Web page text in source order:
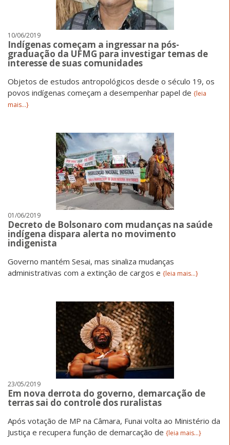
10/06/2019
Indígenas começam a ingressar na pós-
graduação da UFMG para investigar temas de
interesse de suas comunidades
Objetos de estudos antropológicos desde o século 19, os
povos indígenas começam a desempenhar papel de {leia
mais...}
01/06/2019
Decreto de Bolsonaro com mudanças na saúde
indígena dispara alerta no movimento
indigenista
Governo mantém Sesai, mas sinaliza mudanças
administrativas com a extinção de cargos e {leia mais...}
23/05/2019
Em nova derrota do governo, demarcação de
terras sai do controle dos ruralistas
Após votação de MP na Câmara, Funai volta ao Ministério da
Justiça e recupera função de demarcação de {leia mais...}